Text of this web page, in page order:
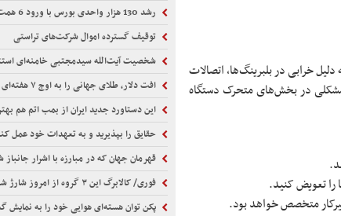
خرابی در بلبرینگ‌ها، اتصالات
در بخش‌های متحرک دستگاه
را تعویض کنید.
متخصص خواهد بود.
رشد 130 هزار واحدی بورس با ورود 6 همت پول حقیقی
توقیف گسترده اموال شرکت‌های تراستی
شخصیت آیت‌الله سیدمجتبی خامنه‌ای
افت دلار، طلای جهانی را به اوج ۷ هفته‌ای رساند
این دستاورد جدید ایران از بمب اتم هم
حقایق را بپذیرید و به تعهدات خود عمل
قهرمان جهان که در مبارزه با اشرار جانباز
فوری/ کالابرگ این ۳ گروه از امروز شارژ شد
پکن توان هسته‌ای هوایی خود را به نمایش